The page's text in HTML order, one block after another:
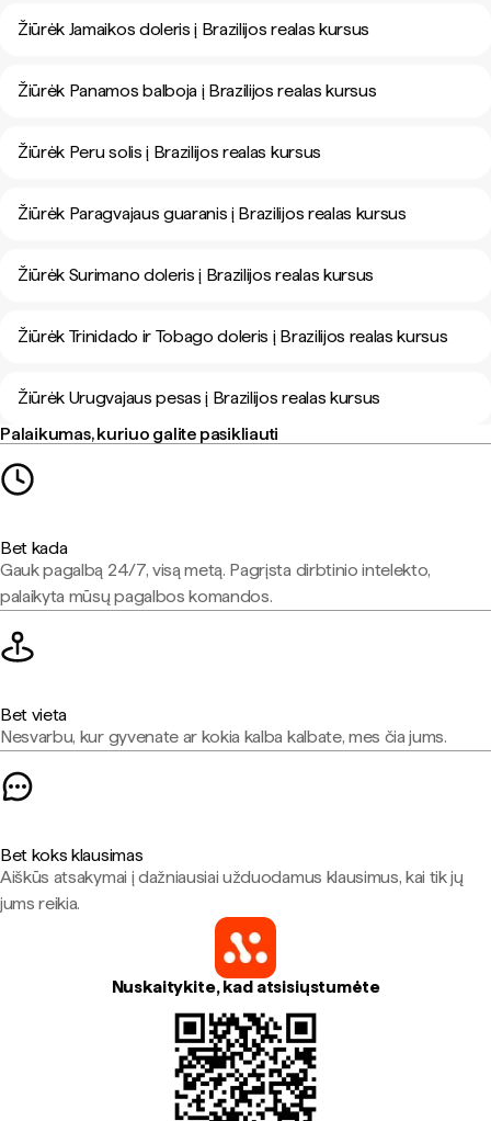
Žiūrėk Jamaikos doleris į Brazilijos realas kursus
Žiūrėk Panamos balboja į Brazilijos realas kursus
Žiūrėk Peru solis į Brazilijos realas kursus
Žiūrėk Paragvajaus guaranis į Brazilijos realas kursus
Žiūrėk Surimano doleris į Brazilijos realas kursus
Žiūrėk Trinidado ir Tobago doleris į Brazilijos realas kursus
Žiūrėk Urugvajaus pesas į Brazilijos realas kursus
Palaikumas, kuriuo galite pasikliauti
Bet kada
Gauk pagalbą 24/7, visą metą. Pagrįsta dirbtinio intelekto,
palaikyta mūsų pagalbos komandos.
Bet vieta
Nesvarbu, kur gyvenate ar kokia kalba kalbate, mes čia jums.
Bet koks klausimas
Aiškūs atsakymai į dažniausiai užduodamus klausimus, kai tik jų
jums reikia.
Nuskaitykite, kad atsisiųstumėte